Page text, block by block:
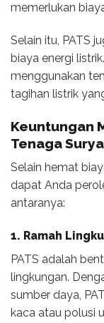
memerlukan
Selain itu, PATS
biaya energi
menggunakan
tagihan listrik
Keuntungan
Tenaga Surya
Selain hemat
dapat Anda
antaranya:
1. Ramah
PATS adalah
lingkungan.
sumber daya,
kaca atau polusi